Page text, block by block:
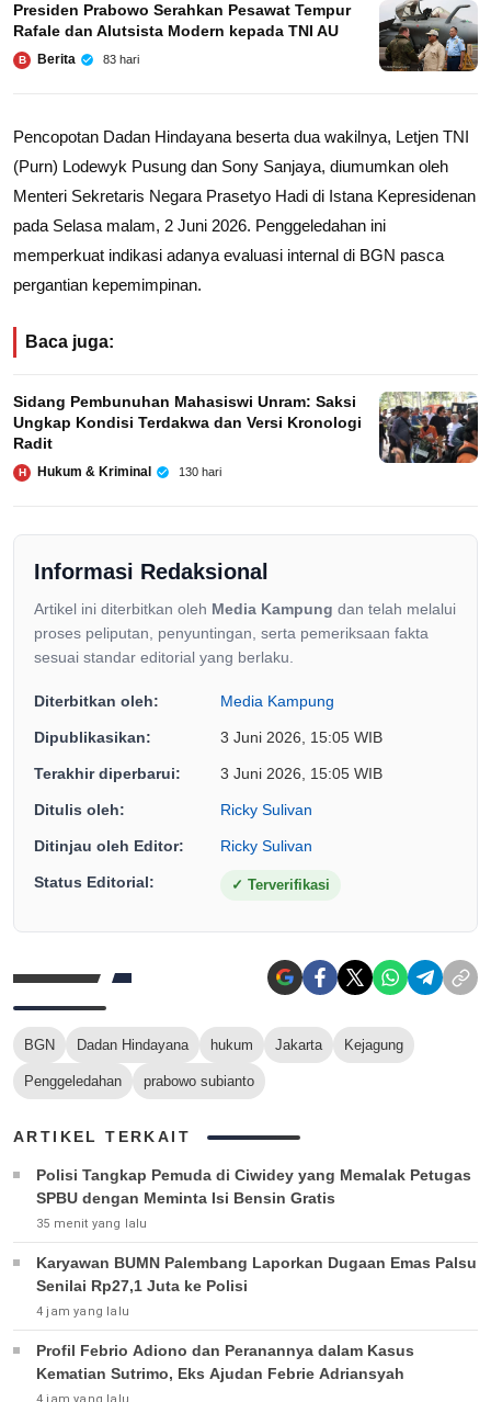
Presiden Prabowo Serahkan Pesawat Tempur
Rafale dan Alutsista Modern kepada TNI AU
B Berita 83 hari
Pencopotan Dadan Hindayana beserta dua wakilnya, Letjen TNI
(Purn) Lodewyk Pusung dan Sony Sanjaya, diumumkan oleh
Menteri Sekretaris Negara Prasetyo Hadi di Istana Kepresidenan
pada Selasa malam, 2 Juni 2026. Penggeledahan ini
memperkuat indikasi adanya evaluasi internal di BGN pasca
pergantian kepemimpinan.
Baca juga:
Sidang Pembunuhan Mahasiswi Unram: Saksi
Ungkap Kondisi Terdakwa dan Versi Kronologi
Radit
H Hukum & Kriminal 130 hari
Informasi Redaksional
Artikel ini diterbitkan oleh Media Kampung dan telah melalui
proses peliputan, penyuntingan, serta pemeriksaan fakta
sesuai standar editorial yang berlaku.
Diterbitkan oleh: Media Kampung
Dipublikasikan: 3 Juni 2026, 15:05 WIB
Terakhir diperbarui: 3 Juni 2026, 15:05 WIB
Ditulis oleh: Ricky Sulivan
Ditinjau oleh Editor: Ricky Sulivan
Status Editorial: ✓ Terverifikasi
BGN Dadan Hindayana hukum Jakarta Kejagung
Penggeledahan prabowo subianto
ARTIKEL TERKAIT
Polisi Tangkap Pemuda di Ciwidey yang Memalak Petugas
SPBU dengan Meminta Isi Bensin Gratis
35 menit yang lalu
Karyawan BUMN Palembang Laporkan Dugaan Emas Palsu
Senilai Rp27,1 Juta ke Polisi
4 jam yang lalu
Profil Febrio Adiono dan Peranannya dalam Kasus
Kematian Sutrimo, Eks Ajudan Febrie Adriansyah